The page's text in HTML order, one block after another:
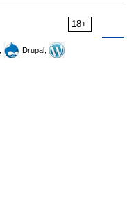
18+
Drupal,